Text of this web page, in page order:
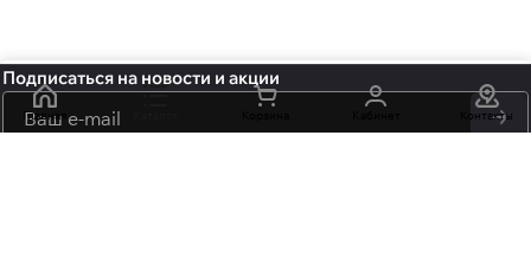
Главная Контакты
Подписаться на новости и акции
конфиденциальности
обработку персональных данных